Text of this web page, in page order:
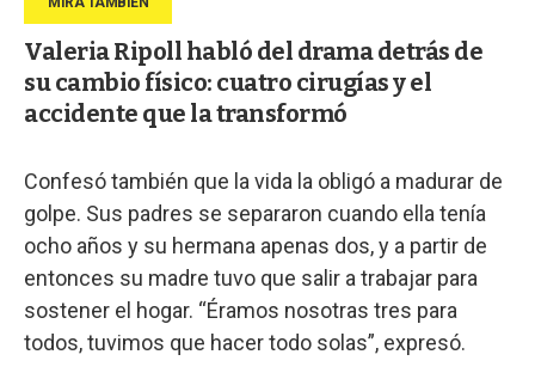
Valeria Ripoll habló del drama detrás de
su cambio físico: cuatro cirugías y el
accidente que la transformó
Confesó también que la vida la obligó a madurar de
golpe. Sus padres se separaron cuando ella tenía
ocho años y su hermana apenas dos, y a partir de
entonces su madre tuvo que salir a trabajar para
sostener el hogar. “Éramos nosotras tres para
todos, tuvimos que hacer todo solas”, expresó.